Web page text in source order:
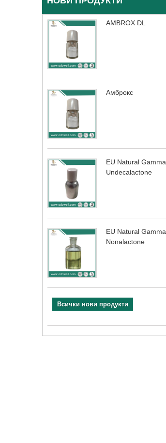
AMBROX DL
Амброкс
EU Natural Gamma
Undecalactone
EU Natural Gamma
Nonalactone
Всички нови продукти